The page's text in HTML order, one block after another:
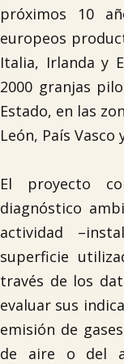
próximos 10
europeos
Italia, Irlanda y
2000 granjas
Estado, en las
León, País Vasco
El proyecto
diagnóstico
actividad
superficie
través de los
evaluar sus
emisión de
de aire o del